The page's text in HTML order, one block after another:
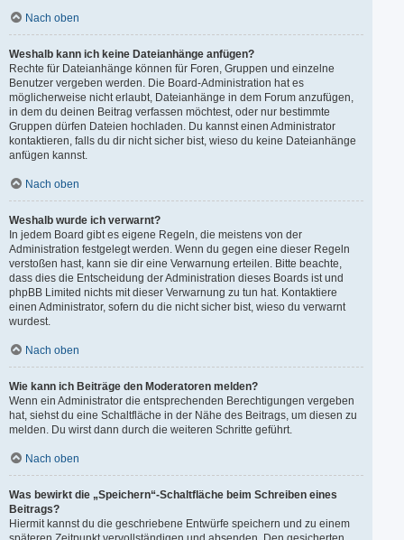
Nach oben
Weshalb kann ich keine Dateianhänge anfügen?
Rechte für Dateianhänge können für Foren, Gruppen und einzelne
Benutzer vergeben werden. Die Board-Administration hat es
möglicherweise nicht erlaubt, Dateianhänge in dem Forum anzufügen,
in dem du deinen Beitrag verfassen möchtest, oder nur bestimmte
Gruppen dürfen Dateien hochladen. Du kannst einen Administrator
kontaktieren, falls du dir nicht sicher bist, wieso du keine Dateianhänge
anfügen kannst.
Nach oben
Weshalb wurde ich verwarnt?
In jedem Board gibt es eigene Regeln, die meistens von der
Administration festgelegt werden. Wenn du gegen eine dieser Regeln
verstoßen hast, kann sie dir eine Verwarnung erteilen. Bitte beachte,
dass dies die Entscheidung der Administration dieses Boards ist und
phpBB Limited nichts mit dieser Verwarnung zu tun hat. Kontaktiere
einen Administrator, sofern du die nicht sicher bist, wieso du verwarnt
wurdest.
Nach oben
Wie kann ich Beiträge den Moderatoren melden?
Wenn ein Administrator die entsprechenden Berechtigungen vergeben
hat, siehst du eine Schaltfläche in der Nähe des Beitrags, um diesen zu
melden. Du wirst dann durch die weiteren Schritte geführt.
Nach oben
Was bewirkt die „Speichern“-Schaltfläche beim Schreiben eines
Beitrags?
Hiermit kannst du die geschriebene Entwürfe speichern und zu einem